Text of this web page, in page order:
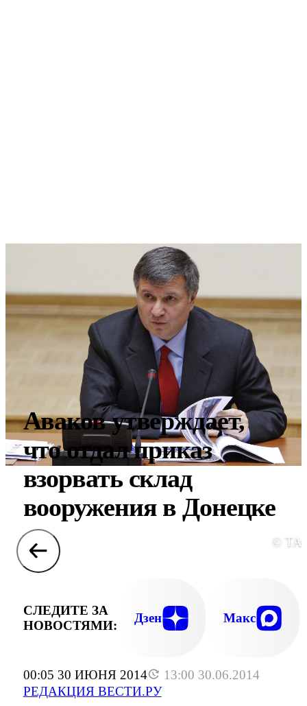
00:05 30 ИЮНЯ 2014
13:00 30.06.2014
РЕДАКЦИЯ ВЕСТИ.РУ
Аваков утверждает,
что отдал приказ
взорвать склад
вооружения в Донецке
©
СЛЕДИТЕ ЗА
НОВОСТЯМИ:
Дзен Макс